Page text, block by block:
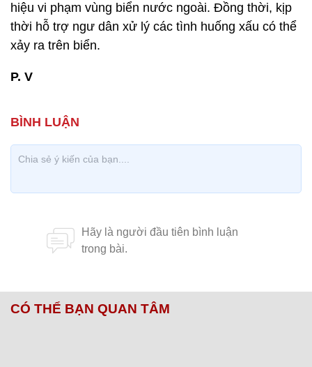
hiệu vi phạm vùng biển nước ngoài. Đồng thời, kịp
thời hỗ trợ ngư dân xử lý các tình huống xấu có thể
xảy ra trên biển.
P. V
CÓ THỂ BẠN QUAN TÂM